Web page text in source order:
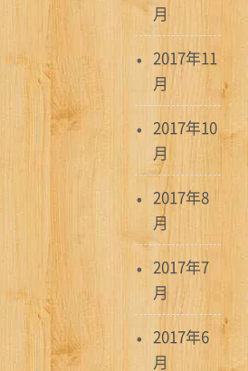
月
2017年11
月
2017年10
月
2017年8
月
2017年7
月
2017年6
月